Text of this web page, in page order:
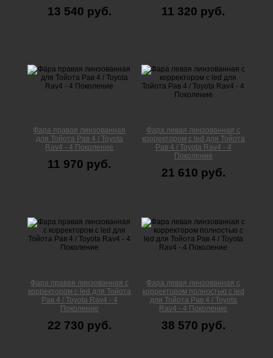
13 540 руб. 11 320 руб.
Фара правая линзованная
для Тойота Рав 4 / Toyota
Rav4 - 4 Поколение
11 970 руб.
Фара левая линзованная с
корректором с led для Тойота
Рав 4 / Toyota Rav4 - 4
Поколение
21 610 руб.
Фара правая линзованная с
корректором с led для Тойота
Рав 4 / Toyota Rav4 - 4
Поколение
22 730 руб.
Фара левая линзованная с
корректором полностью с led
для Тойота Рав 4 / Toyota
Rav4 - 4 Поколение
38 570 руб.